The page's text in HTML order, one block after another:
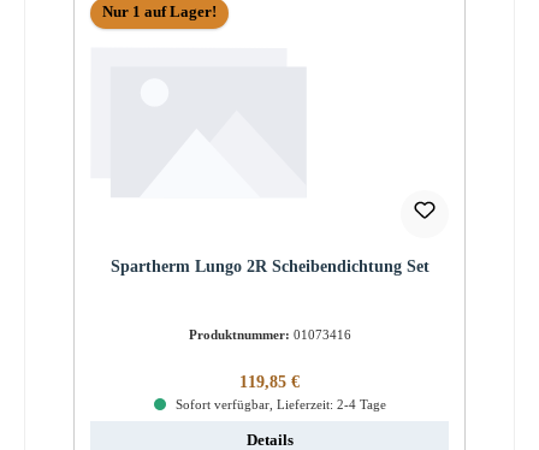
Nur 1 auf Lager!
Spartherm Lungo 2R Scheibendichtung Set
Produktnummer: 01073416
Regulärer Preis:
119,85 €
Sofort verfügbar, Lieferzeit: 2-4 Tage
Details